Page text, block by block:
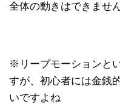
全体の動きはできません
※リープモーションと
すが、初心者には金銭
いですよね